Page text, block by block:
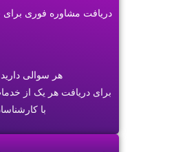
دریافت مشاوره فوری
هر سوالی
برای دریافت هر یک از
با